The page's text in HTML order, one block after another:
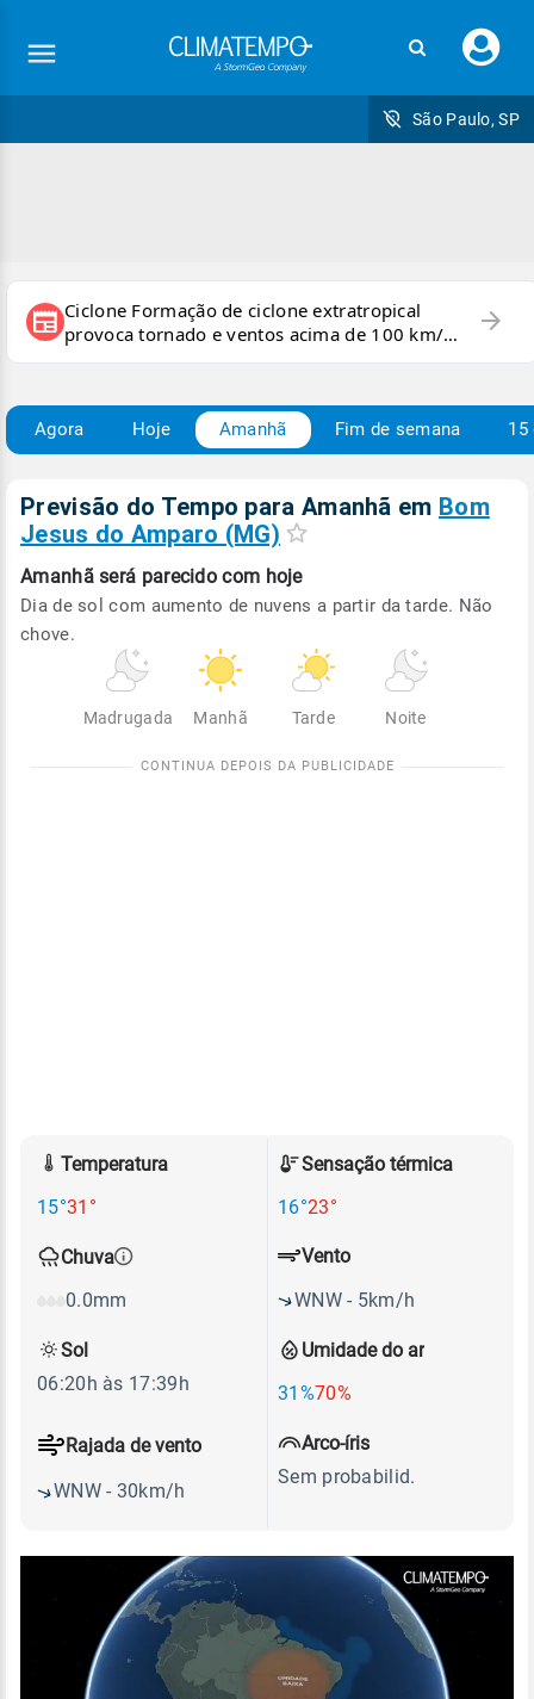
seu
São Paulo, SP
newspaper Ciclone Formação de ciclone extratropical
provoca tornado e ventos acima de 100 km/h
no RS
arrow_forward
Agora Hoje Amanhã Fim de semana 15
Previsão do Tempo para Amanhã em Bom
Jesus do Amparo (MG)
Amanhã será parecido com hoje
Dia de sol com aumento de nuvens a partir da tarde. Não
chove.
Madrugada Manhã Tarde Noite
Temperatura
15°31°
Sensação térmica
16°23°
Chuva
0.0mm
Umidade do ar
31%70%
Vento
WNW - 5km/h
Rajada de vento
WNW - 30km/h
Sol
06:20h às 17:39h
Arco-íris
Sem probabilid.